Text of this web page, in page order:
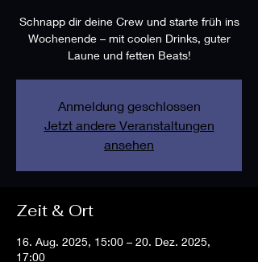
Schnapp dir deine Crew und starte früh ins
Wochenende – mit coolen Drinks, guter
Laune und fetten Beats!
Anmeldung geschlossen
Jetzt andere Veranstaltungen
ansehen
Zeit & Ort
16. Aug. 2025, 15:00 – 20. Dez. 2025,
17:00